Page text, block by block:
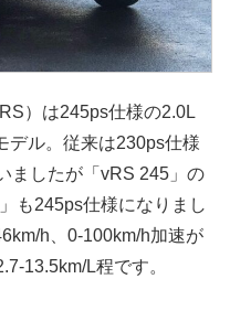
）は245ps仕様の2.0L
デル。従来は230ps仕様
ましたが「vRS 245」の
も245ps仕様になりまし
h、0-100km/h加速が
13.5km/L程です。